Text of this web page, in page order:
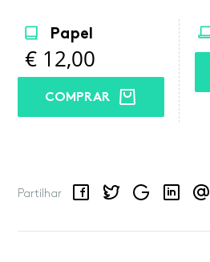
Papel
€ 12,00
COMPRAR
Partilhar
FacebookTwitterGoogle LinkedInEmail